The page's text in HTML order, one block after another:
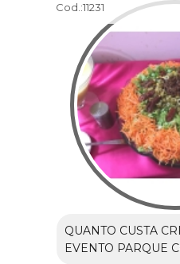
Cod.:11231
QUANTO CUSTA
EVENTO PARQUE